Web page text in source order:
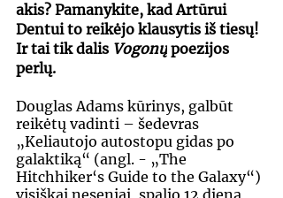
akis? Pamanykite, kad Artūrui
Dentui to reikėjo klausytis iš tiesų!
Ir tai tik dalis Vogonų poezijos
perlų.
Douglas Adams kūrinys, galbūt
reikėtų vadinti – šedevras
„Keliautojo autostopu gidas po
galaktiką“ (angl. - „The
Hitchhiker‘s Guide to the Galaxy“)
visiškai neseniai, spalio 12 dieną,